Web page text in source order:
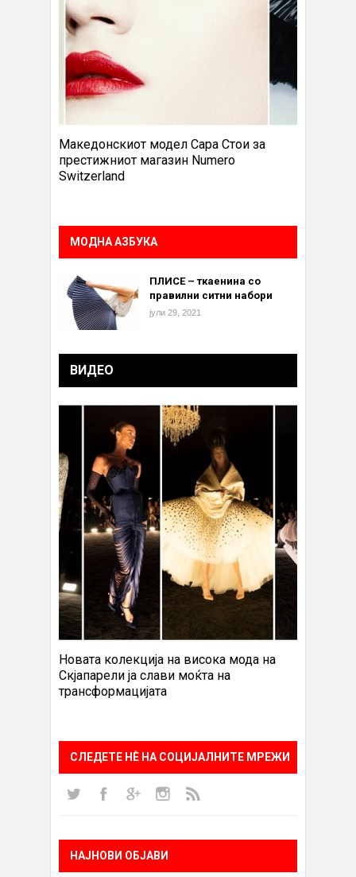
Македонскиот модел Сара Стои за
престижниот магазин Numero
Switzerland
МОДНА АЗБУКА
ПЛИСЕ – ткаенина со
правилни ситни набори
јули 29, 2021
ВИДЕО
Новата колекција на висока мода на
Скјапарели ја слави моќта на
трансформацијата
СЛЕДЕТЕ НÈ НА СОЦИЈАЛНИТЕ МРЕЖИ
НАЈНОВИ ОБЈАВИ